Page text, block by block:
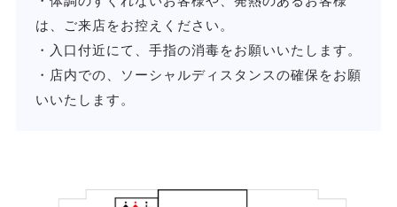
は、ご来店をお控えください。
・入口付近にて、手指の消毒をお願いいたします。
・店内での、ソーシャルディスタンスの確保をお願
いいたします。